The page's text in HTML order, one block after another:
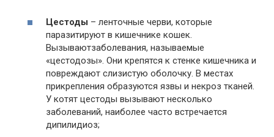
Цестоды – ленточные черви, которые
паразитируют в кишечнике кошек.
Вызываютзаболевания, называемые
«цестодозы». Они крепятся к стенке кишечника и
повреждают слизистую оболочку. В местах
прикрепления образуются язвы и некроз тканей.
У котят цестоды вызывают несколько
заболеваний, наиболее часто встречается
дипилидиоз;